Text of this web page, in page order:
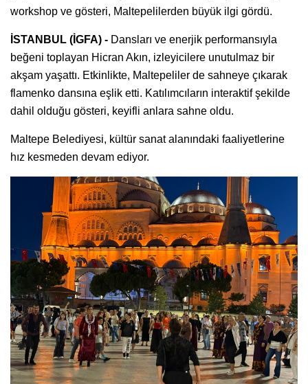
workshop ve gösteri, Maltepelilerden büyük ilgi gördü.
İSTANBUL (İGFA) - Dansları ve enerjik performansıyla
beğeni toplayan Hicran Akın, izleyicilere unutulmaz bir
akşam yaşattı. Etkinlikte, Maltepeliler de sahneye çıkarak
flamenko dansına eşlik etti. Katılımcıların interaktif şekilde
dahil olduğu gösteri, keyifli anlara sahne oldu.
Maltepe Belediyesi, kültür sanat alanındaki faaliyetlerine
hız kesmeden devam ediyor.